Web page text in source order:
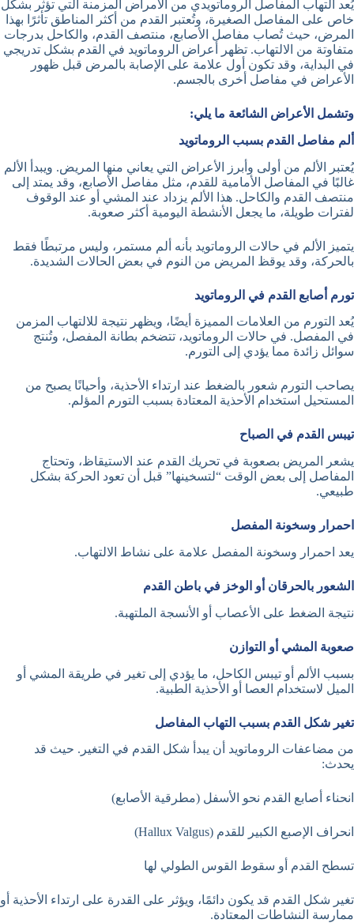
يُعد التهاب المفاصل الروماتويدي من الأمراض المزمنة التي تؤثر بشكل
خاص على المفاصل الصغيرة، وتُعتبر القدم من أكثر المناطق تأثرًا بهذا
المرض، حيث تُصاب مفاصل الأصابع، منتصف القدم، والكاحل بدرجات
متفاوتة من الالتهاب. تظهر أعراض الروماتويد في القدم بشكل تدريجي
في البداية، وقد تكون أول علامة على الإصابة بالمرض قبل ظهور
الأعراض في مفاصل أخرى بالجسم.
وتشمل الأعراض الشائعة ما يلي:
ألم مفاصل القدم بسبب الروماتويد
يُعتبر الألم من أولى وأبرز الأعراض التي يعاني منها المريض. ويبدأ الألم
غالبًا في المفاصل الأمامية للقدم، مثل مفاصل الأصابع، وقد يمتد إلى
منتصف القدم والكاحل. هذا الألم يزداد عند المشي أو عند الوقوف
لفترات طويلة، ما يجعل الأنشطة اليومية أكثر صعوبة.
يتميز الألم في حالات الروماتويد بأنه ألم مستمر، وليس مرتبطًا فقط
بالحركة، وقد يوقظ المريض من النوم في بعض الحالات الشديدة.
تورم أصابع القدم في الروماتويد
يُعد التورم من العلامات المميزة أيضًا، ويظهر نتيجة للالتهاب المزمن
في المفصل. في حالات الروماتويد، تتضخم بطانة المفصل، وتُنتج
سوائل زائدة مما يؤدي إلى التورم.
يصاحب التورم شعور بالضغط عند ارتداء الأحذية، وأحيانًا يصبح من
المستحيل استخدام الأحذية المعتادة بسبب التورم المؤلم.
تيبس القدم في الصباح
يشعر المريض بصعوبة في تحريك القدم عند الاستيقاظ، وتحتاج
المفاصل إلى بعض الوقت “لتسخينها” قبل أن تعود الحركة بشكل
طبيعي.
احمرار وسخونة المفصل
يعد احمرار وسخونة المفصل علامة على نشاط الالتهاب.
الشعور بالحرقان أو الوخز في باطن القدم
نتيجة الضغط على الأعصاب أو الأنسجة الملتهبة.
صعوبة المشي أو التوازن
بسبب الألم أو تيبس الكاحل، ما يؤدي إلى تغير في طريقة المشي أو
الميل لاستخدام العصا أو الأحذية الطبية.
تغير شكل القدم بسبب التهاب المفاصل
من مضاعفات الروماتويد أن يبدأ شكل القدم في التغير. حيث قد
يحدث:
انحناء أصابع القدم نحو الأسفل (مطرقية الأصابع)
انحراف الإصبع الكبير للقدم (Hallux Valgus)
تسطح القدم أو سقوط القوس الطولي لها
تغير شكل القدم قد يكون دائمًا، ويؤثر على القدرة على ارتداء الأحذية أو
ممارسة النشاطات المعتادة.